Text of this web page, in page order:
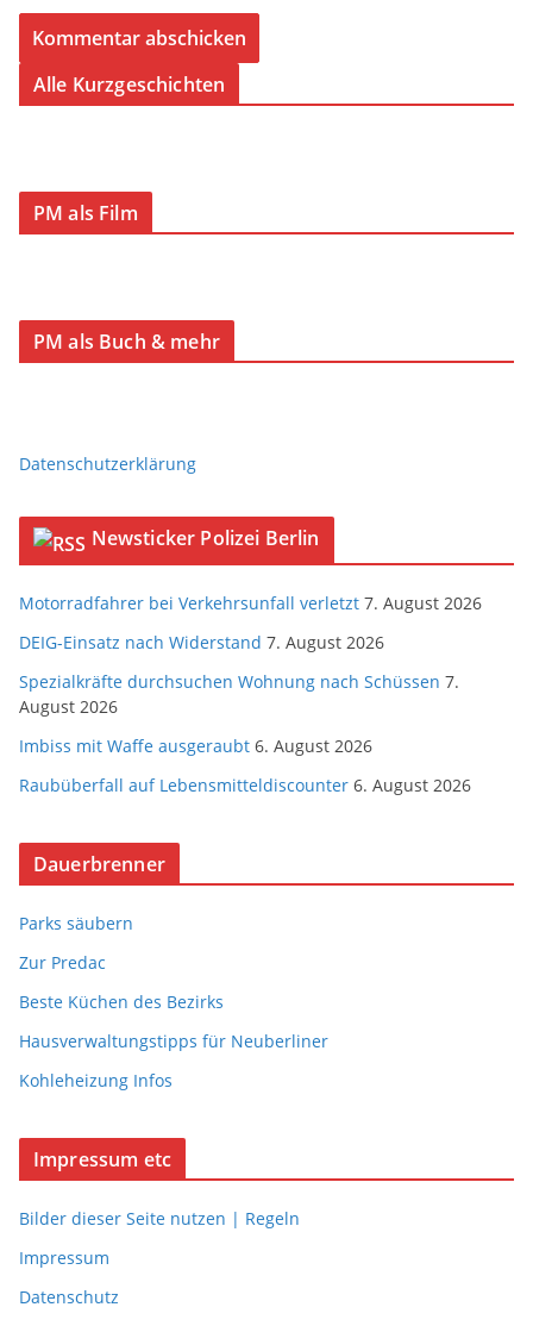
Alle Kurzgeschichten
PM als Film
PM als Buch & mehr
Datenschutzerklärung
Newsticker Polizei Berlin
Motorradfahrer bei Verkehrsunfall verletzt 7. August 2026
DEIG-Einsatz nach Widerstand 7. August 2026
Spezialkräfte durchsuchen Wohnung nach Schüssen 7.
August 2026
Imbiss mit Waffe ausgeraubt 6. August 2026
Raubüberfall auf Lebensmitteldiscounter 6. August 2026
Dauerbrenner
Parks säubern
Zur Predac
Beste Küchen des Bezirks
Hausverwaltungstipps für Neuberliner
Kohleheizung Infos
Impressum etc
Bilder dieser Seite nutzen | Regeln
Impressum
Datenschutz